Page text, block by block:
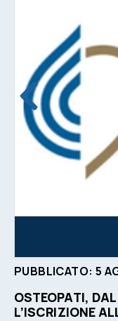
PUBBLICATO: 5
OSTEOPATI,
L’ISCRIZIONE